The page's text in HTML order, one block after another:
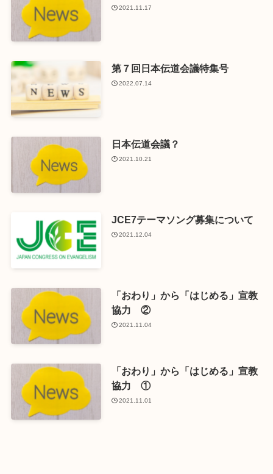
2021.11.17
第７回日本伝道会議特集号
2022.07.14
日本伝道会議？
2021.10.21
JCE7テーマソング募集について
2021.12.04
「おわり」から「はじめる」宣教
協力 ②
2021.11.04
「おわり」から「はじめる」宣教
協力 ①
2021.11.01